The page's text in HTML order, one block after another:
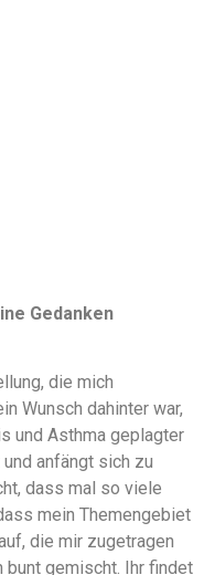
Gedanken
die mich
Wunsch dahinter war,
und Asthma geplagter
anfängt sich zu
dass mal so viele
mein Themengebiet
die mir zugetragen
gemischt. Ihr findet